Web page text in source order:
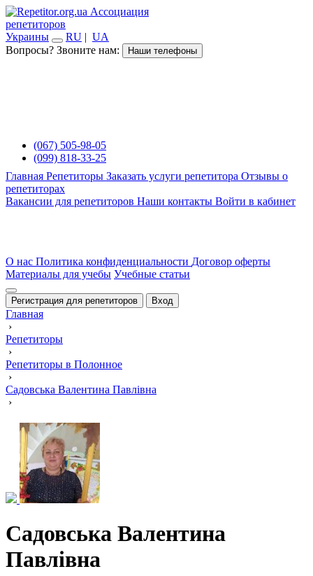
Ассоциация
репетиторов
Украины
RU | UA
Вопросы? Звоните нам:
Наши телефоны
(067) 505-98-05
(099) 818-33-25
Главная Репетиторы Заказать услуги репетитора Отзывы о
репетиторах
Вакансии для репетиторов Наши контакты Войти в кабинет
О нас Политика конфиденциальности Договор оферты
Материалы для учебы Учебные статьи
Регистрация для репетиторов Вход
Главная
›
Репетиторы
›
Репетиторы в Полонное
›
Садовська Валентина Павлівна
›
Садовська Валентина
Павлівна